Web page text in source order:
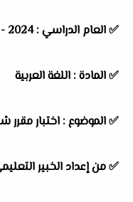
✅العام الدراسي :2024 - 2025
✅المادة : اللغة العربية
✅الموضوع : اختبار
✅من إعداد الخبير